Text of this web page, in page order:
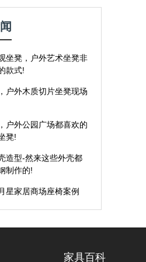
坐凳，户外艺术坐凳非
款式!
户外木质切片坐凳现场
户外公园广场都喜欢的
凳!
造型-然来这些外壳都
制作的!
星家居商场座椅案例
家具百科